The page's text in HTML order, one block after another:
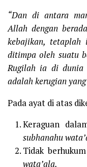
“Dan di antara
Allah dengan
kebajikan,
ditimpa oleh suatu
Rugilah ia di
adalah kerugian
Pada ayat di atas
Keraguan
subhanahu
Tidak
wata’ala.